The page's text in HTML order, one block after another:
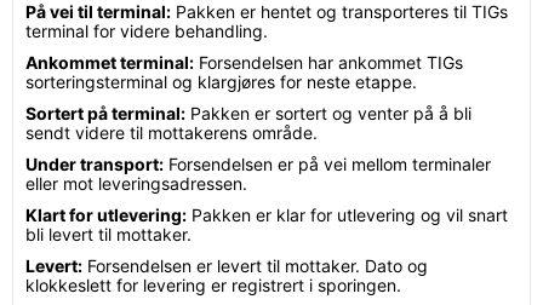
På vei til terminal: Pakken er hentet og transporteres til TIGs
terminal for videre behandling.
Ankommet terminal: Forsendelsen har ankommet TIGs
sorteringsterminal og klargjøres for neste etappe.
Sortert på terminal: Pakken er sortert og venter på å bli
sendt videre til mottakerens område.
Under transport: Forsendelsen er på vei mellom terminaler
eller mot leveringsadressen.
Klart for utlevering: Pakken er klar for utlevering og vil snart
bli levert til mottaker.
Levert: Forsendelsen er levert til mottaker. Dato og
klokkeslett for levering er registrert i sporingen.